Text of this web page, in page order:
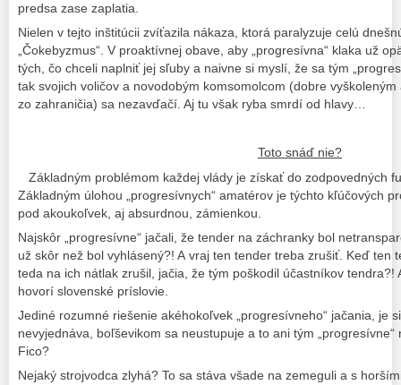
predsa zase zaplatia.
Nielen v tejto inštitúcii zvíťazila nákaza, ktorá paralyzuje celú
„Čokebyzmus“. V proaktívnej obave, aby „progresívna“ klaka už
tých, čo chceli naplniť jej sľuby a naivne si myslí, že sa tým
tak svojich voličov a novodobým komsomolcom (dobre
zo zahraničia) sa nezavďačí. Aj tu však ryba smrdí od hlavy…
Toto snáď nie?
Základným problémom každej vlády je získať do zodpovedných
Základným úlohou „progresívnych“ amatérov je týchto kľúčových
pod akoukoľvek, aj absurdnou, zámienkou.
Najskôr „progresívne“ jačali, že tender na záchranky bol
už skôr než bol vyhlásený?! A vraj ten tender treba zrušiť. Keď ten
teda na ich nátlak zrušil, jačia, že tým poškodil účastníkov tendra?!
hovorí slovenské príslovie.
Jediné rozumné riešenie akéhokoľvek „progresívneho“ jačania, je
nevyjednáva, boľševikom sa neustupuje a to ani tým
Fico?
Nejaký strojvodca zlyhá? To sa stáva všade na zemeguli a s